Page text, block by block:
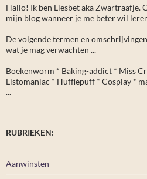
Hallo! Ik ben Liesbet aka Zwartraafje.
mijn blog wanneer je me beter wil
De volgende termen en
wat je mag verwachten ...
Boekenworm * Baking-addict * Miss
Listomaniac * Hufflepuff * Cosplay *
...
RUBRIEKEN:
Aanwinsten